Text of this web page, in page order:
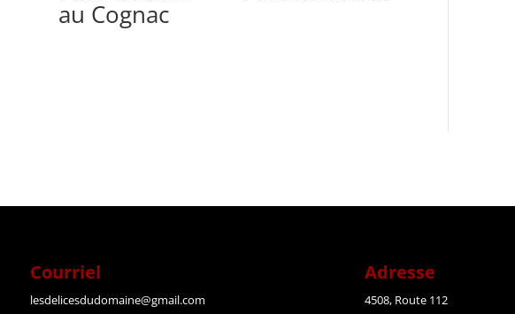
au Cognac
Courriel
lesdelicesdudomaine@gmail.com
Adresse
4508, Route 112